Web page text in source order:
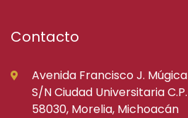
Contacto
Avenida Francisco J. Múgica
S/N Ciudad Universitaria C.P.
58030, Morelia, Michoacán